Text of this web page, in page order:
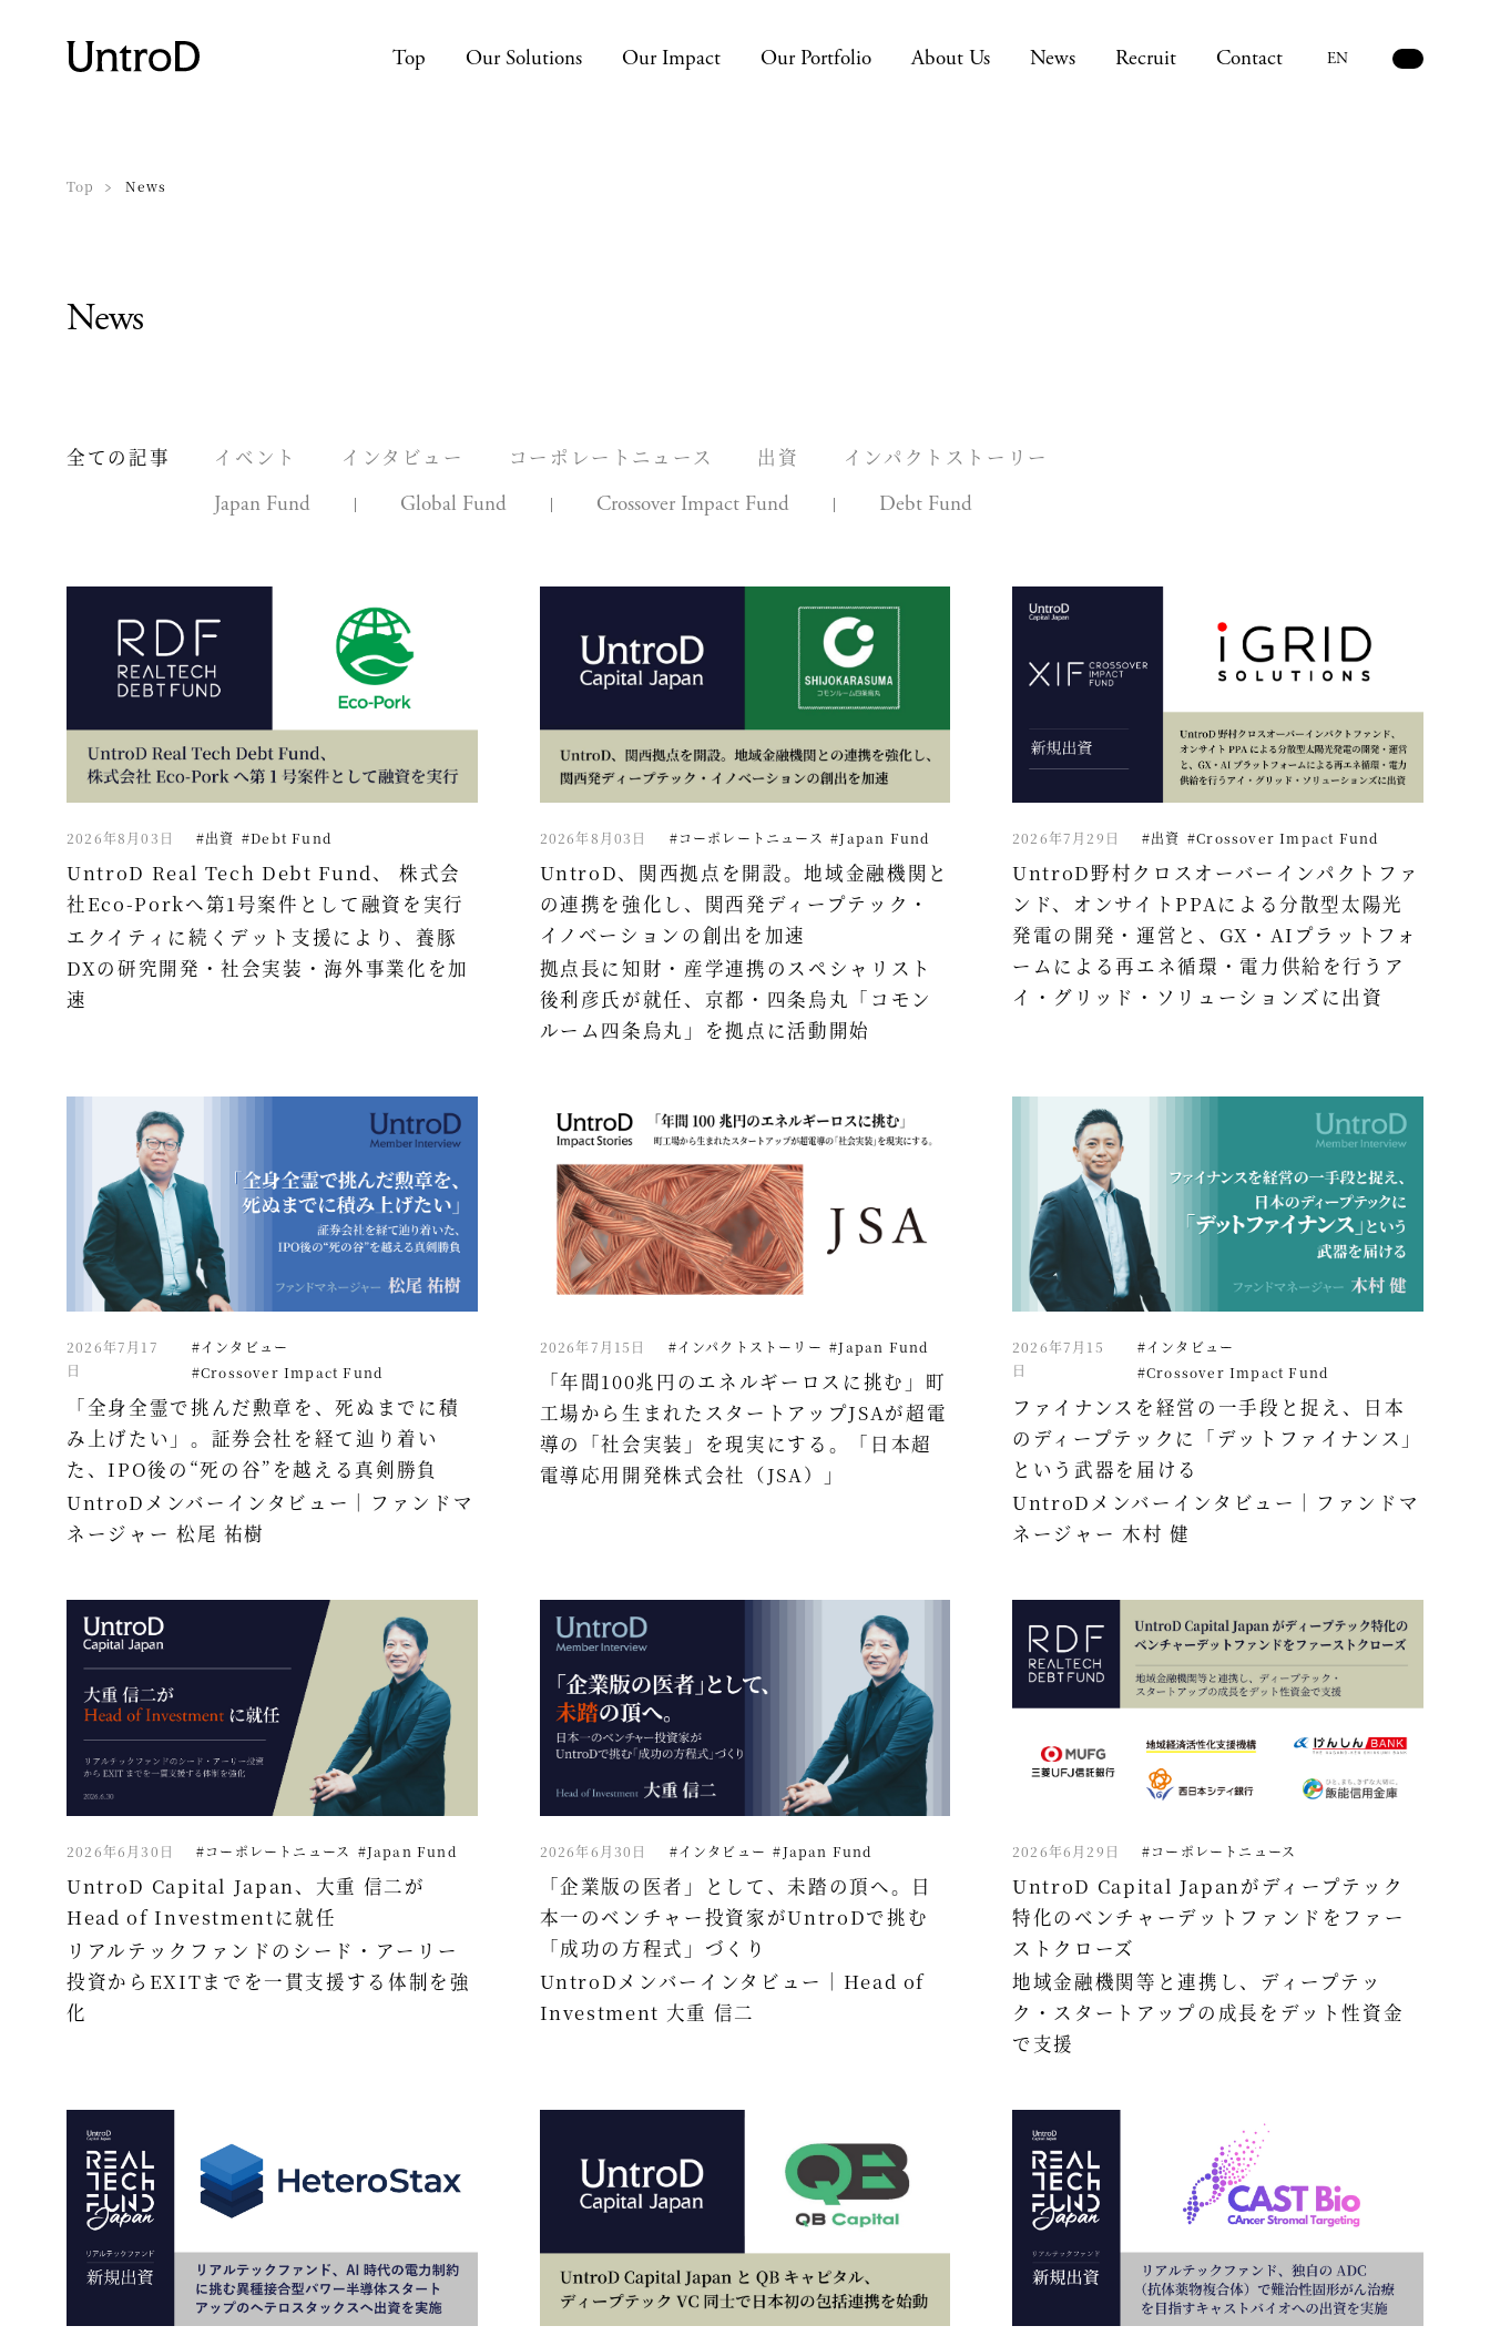
Top Our Solutions Our Impact Our Portfolio About Us News Recruit Contact EN
Top News
News
全ての記事 イベント インタビュー コーポレートニュース 出資
インパクトストーリー
Japan Fund
Global Fund Crossover Impact Fund Debt Fund
2026年8月03日 #出資 #Debt Fund
UntroD Real Tech Debt Fund、 株式会
社Eco-Porkへ第1号案件として融資を実行
エクイティに続くデット支援により、養豚
DXの研究開発・社会実装・海外事業化を加
速
2026年8月03日 #コーポレートニュース #Japan Fund
UntroD、関西拠点を開設。地域金融機関と
の連携を強化し、関西発ディープテック・
イノベーションの創出を加速
拠点長に知財・産学連携のスペシャリスト
後利彦氏が就任、京都・四条烏丸「コモン
ルーム四条烏丸」を拠点に活動開始
2026年7月29日 #出資 #Crossover Impact Fund
UntroD野村クロスオーバーインパクトファ
ンド、オンサイトPPAによる分散型太陽光
発電の開発・運営と、GX・AIプラットフォ
ームによる再エネ循環・電力供給を行うア
イ・グリッド・ソリューションズに出資
2026年7月17
日
#インタビュー
#Crossover Impact Fund
「全身全霊で挑んだ勲章を、死ぬまでに積
み上げたい」。証券会社を経て辿り着い
た、IPO後の“死の谷”を越える真剣勝負
UntroDメンバーインタビュー｜ファンドマ
ネージャー 松尾 祐樹
2026年7月15日 #インパクトストーリー #Japan Fund
「年間100兆円のエネルギーロスに挑む」町
工場から生まれたスタートアップJSAが超電
導の「社会実装」を現実にする。「日本超
電導応用開発株式会社（JSA）」
2026年7月15
日
#インタビュー
#Crossover Impact Fund
ファイナンスを経営の一手段と捉え、日本
のディープテックに「デットファイナンス」
という武器を届ける
UntroDメンバーインタビュー｜ファンドマ
ネージャー 木村 健
2026年6月30日 #コーポレートニュース #Japan Fund
UntroD Capital Japan、大重 信二が
Head of Investmentに就任
リアルテックファンドのシード・アーリー
投資からEXITまでを一貫支援する体制を強
化
2026年6月30日 #インタビュー #Japan Fund
「企業版の医者」として、未踏の頂へ。日
本一のベンチャー投資家がUntroDで挑む
「成功の方程式」づくり
UntroDメンバーインタビュー｜Head of
Investment 大重 信二
2026年6月29日 #コーポレートニュース
UntroD Capital Japanがディープテック
特化のベンチャーデットファンドをファー
ストクローズ
地域金融機関等と連携し、ディープテッ
ク・スタートアップの成長をデット性資金
で支援